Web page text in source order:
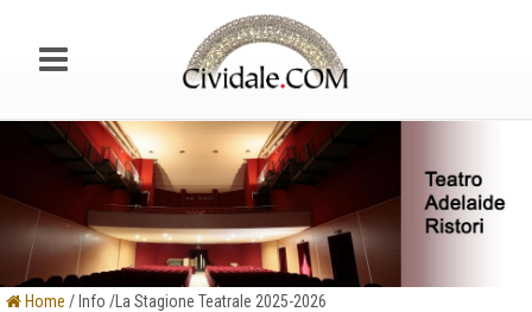
Home / Info /La Stagione Teatrale 2025-2026